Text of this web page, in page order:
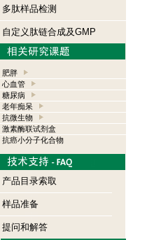
多肽样品检测
自定义肽链合成及GMP
肥胖
心血管
糖尿病
老年痴呆
抗微生物
激素酶联试剂盒
抗癌小分子化合物
产品目录索取
样品准备
提问和解答